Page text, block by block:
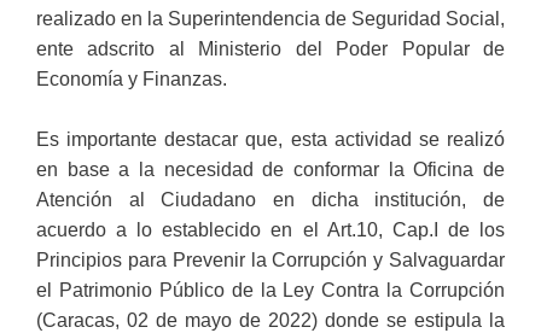
realizado en la Superintendencia de Seguridad Social,
ente adscrito al Ministerio del Poder Popular de
Economía y Finanzas.
Es importante destacar que, esta actividad se realizó
en base a la necesidad de conformar la Oficina de
Atención al Ciudadano en dicha institución, de
acuerdo a lo establecido en el Art.10, Cap.I de los
Principios para Prevenir la Corrupción y Salvaguardar
el Patrimonio Público de la Ley Contra la Corrupción
(Caracas, 02 de mayo de 2022) donde se estipula la